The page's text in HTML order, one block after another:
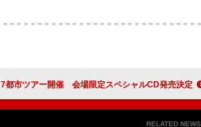
VMO × タルパ、コラボALを携えた日本7都市ツアー開催 会場限定スペシャルCD発売決定
RELATED NEWS